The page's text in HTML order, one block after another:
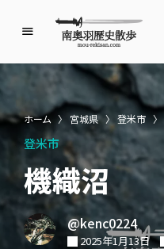
奥
羽
歴
史
散
歩
名所旧跡と館めぐり
ホーム 〉 宮城県 〉 登米市 〉
登米市
機織沼
@kenc0224
2025年1月13日